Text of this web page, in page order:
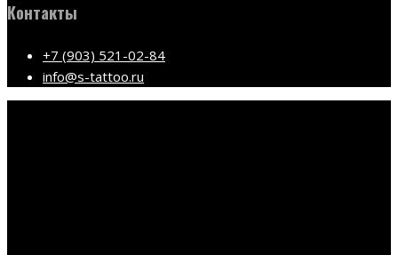
Контакты
+7 (903) 521-02-84
info@s-tattoo.ru